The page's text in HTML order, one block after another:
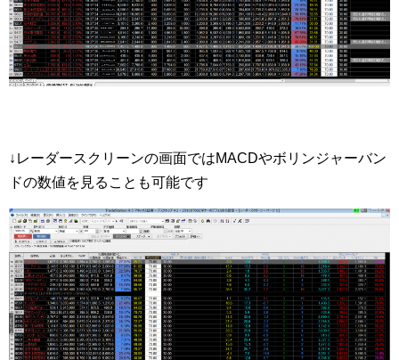
↓レーダースクリーンの画面ではMACDやボリンジャーバン
ドの数値を見ることも可能です